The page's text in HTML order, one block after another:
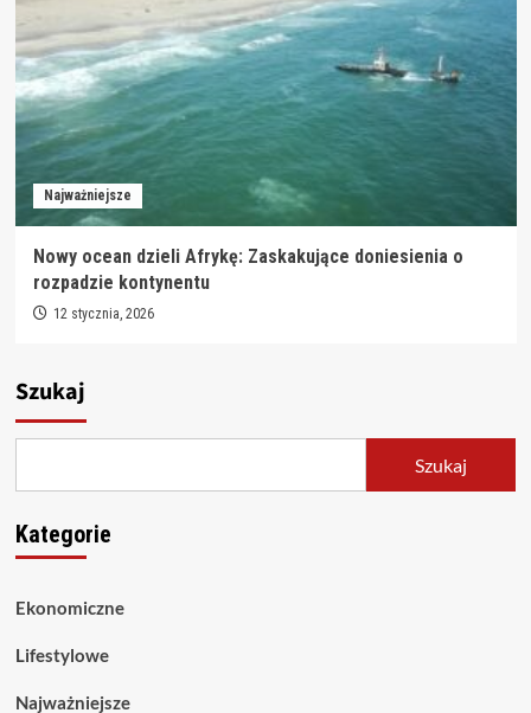
Najważniejsze
Nowy ocean dzieli Afrykę: Zaskakujące doniesienia o
rozpadzie kontynentu
12 stycznia, 2026
Szukaj
Szukaj
Kategorie
Ekonomiczne
Lifestylowe
Najważniejsze